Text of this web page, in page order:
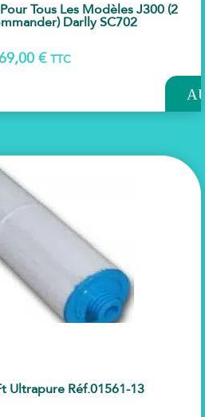
Tous Les Modèles J300 (2
Darlly SC702
€ TTC
Ultrapure Réf.01561-13